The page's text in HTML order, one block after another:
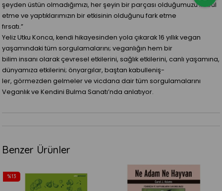
şeyden üstün olmadığımızı, her şeyin bir parçası olduğumuzu kabul
etme ve yaptıklarımızın bir etkisinin olduğunu fark etme
fırsatı.”
Yeliz Utku Konca, kendi hikayesinden yola çıkarak 16 yıllık vegan
yaşamındaki tüm sorgulamalarını; veganlığın hem bir
bilim insanı olarak çevresel etkilerini, sağlık etkilerini, canlı yaşamına,
dünyamıza etkilerini; önyargılar, baştan kabulleniş-
ler, görmezden gelmeler ve vicdana dair tüm sorgulamalarını
Veganlık ve Kendini Bulma Sanatı’nda anlatıyor.
Benzer Ürünler
%13